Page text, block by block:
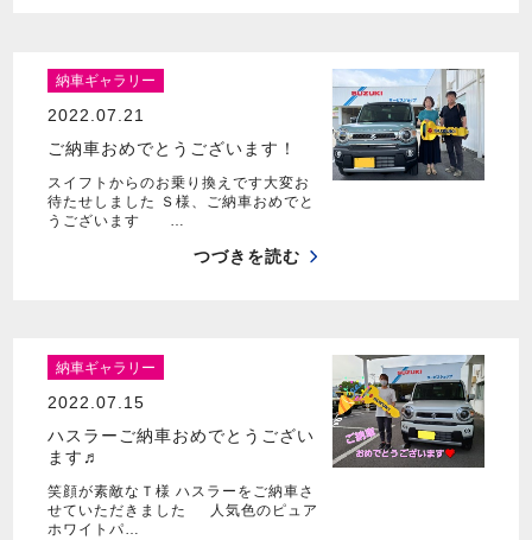
納車ギャラリー
2022.07.21
ご納車おめでとうございます！
スイフトからのお乗り換えです大変お
待たせしました Ｓ様、ご納車おめでと
うございます …
つづきを読む
納車ギャラリー
2022.07.15
ハスラーご納車おめでとうござい
ます♬
笑顔が素敵なＴ様 ハスラーをご納車さ
せていただきました 人気色のピュア
ホワイトパ…